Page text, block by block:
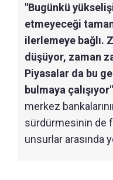
"Bugünkü
etmeyeceği
ilerlemeye bağlı.
düşüyor, zaman
Piyasalar da bu
bulmaya çalışıyor"
merkez
sürdürmesinin de
unsurlar arasında